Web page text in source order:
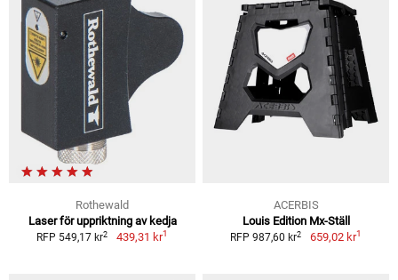
Rothewald
Laser för uppriktning av kedja
RFP 549,17 kr2 439,31 kr1
ACERBIS
Louis Edition Mx-Ställ
RFP 987,60 kr2 659,02 kr1